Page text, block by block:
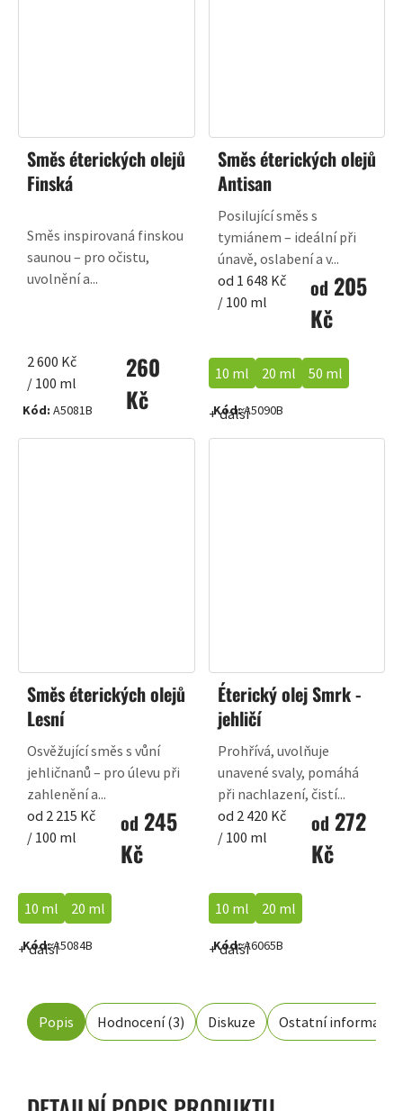
Směs éterických olejů
Finská
260
Kč
Měrná
cena:
2 600 Kč
/ 100 ml
Směs inspirovaná finskou
saunou – pro očistu,
uvolnění a...
Kód: A5081B
Směs éterických olejů
Antisan
od 205
Kč
Měrná
cena:
od 1 648 Kč
/ 100 ml
Posilující směs s
tymiánem – ideální při
únavě, oslabení a v...
10 ml 20 ml 50 ml
+ další
Kód:A5090B
Směs éterických olejů
Lesní
od 245
Kč
Měrná
cena:
od 2 215 Kč
/ 100 ml
Osvěžující směs s vůní
jehličnanů – pro úlevu při
zahlenění a...
10 ml 20 ml
+ další
Kód:A5084B
Éterický olej Smrk -
jehličí
od 272
Kč
Měrná
cena:
od 2 420 Kč
/ 100 ml
Prohřívá, uvolňuje
unavené svaly, pomáhá
při nachlazení, čistí...
10 ml 20 ml
+ další
Kód:A6065B
Popis Hodnocení (3) Diskuze Ostatní informace